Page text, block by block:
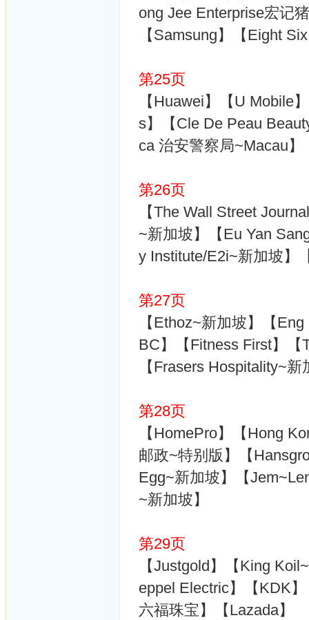
ong Jee Enterprise宏记
【Samsung】【Eight
第25页
【Huawei】【U Mobile
s】【Cle De Peau
ca 治安警察局~Macau
第26页
【The Wall Street
~新加坡】【Eu Yan
y Institute/E2i~新加坡】
第27页
【Ethoz~新加坡】【
BC】【Fitness First】【
【Frasers Hospitality~
第28页
【HomePro】【Hong
邮政~特别版】【
Egg~新加坡】【
~新加坡】
第29页
【Justgold】【King
eppel Electric】【KDK
六福珠宝】【Lazada】